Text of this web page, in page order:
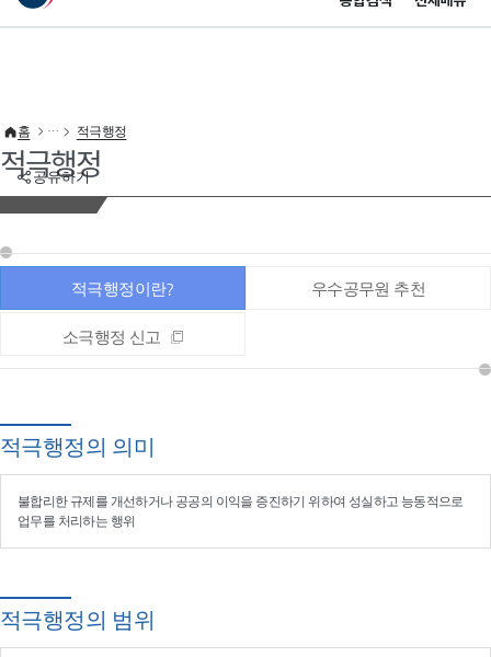
이 누리집은 대한민국 공식 전자정부 누리집입니다.
공유하기
홈 적극행정
적극행정
적극행정이란? 우수공무원 추천
소극행정 신고
적극행정의 의미
불합리한 규제를 개선하거나 공공의 이익을 증진하기 위하여 성실하고 능동적으로
업무를 처리하는 행위
적극행정의 범위